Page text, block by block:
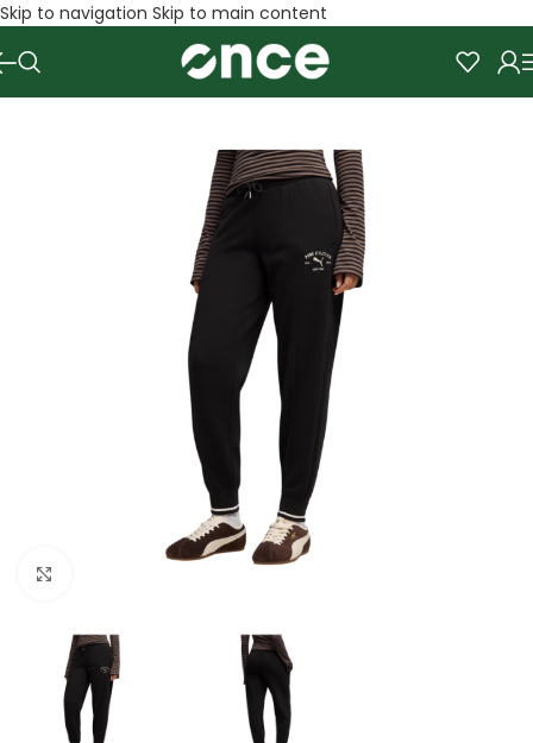
Skip to navigation Skip to main content